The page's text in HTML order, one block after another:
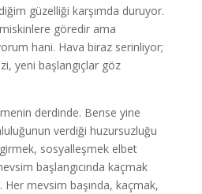
güzelliği karşımda duruyor.
göredir ama
hani. Hava biraz serinliyor;
yeni başlangıçlar göz
derdinde. Bense yine
verdiği huzursuzluğu
sosyalleşmek elbet
başlangıcında kaçmak
mevsim başında, kaçmak,